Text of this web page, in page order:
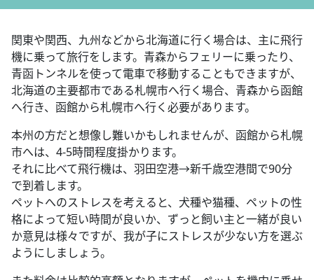
関東や関西、九州などから北海道に行く場合は、主に飛行
機に乗って旅行をします。青森からフェリーに乗ったり、
青函トンネルを使って電車で移動することもできますが、
北海道の主要都市である札幌市へ行く場合、青森から函館
へ行き、函館から札幌市へ行く必要があります。
本州の方だと想像し難いかもしれませんが、函館から札幌
市へは、4-5時間程度掛かります。
それに比べて飛行機は、羽田空港→新千歳空港間で90分
で到着します。
ペットへのストレスを考えると、犬種や猫種、ペットの性
格によって短い時間が良いか、ずっと飼い主と一緒が良い
か意見は様々ですが、我が子にストレスが少ない方を選ぶ
ようにしましょう。